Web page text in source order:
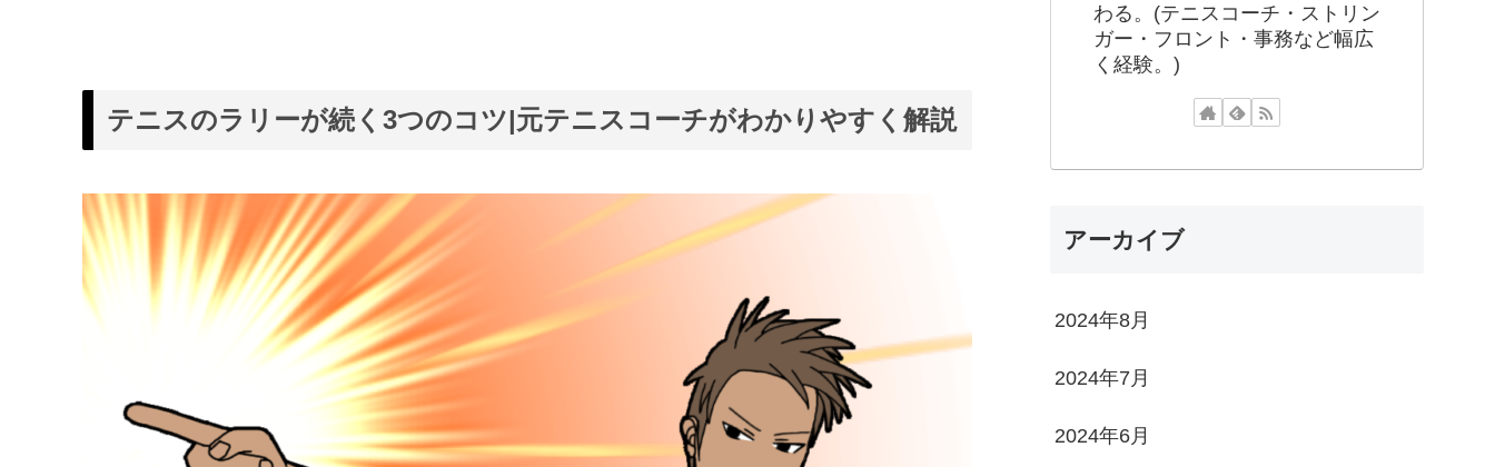
テニスのラリーが続く3つのコツ|元テニスコーチがわかりやすく解説
わる。(テニスコーチ・ストリン
ガー・フロント・事務など幅広
く経験。)
アーカイブ
2024年8月
2024年7月
2024年6月